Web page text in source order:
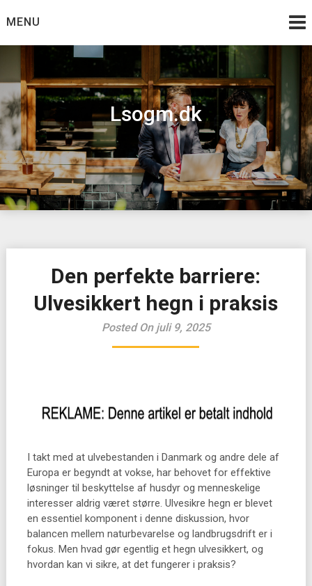
toMENU
Lsogm.dk
Den perfekte barriere:
Ulvesikkert hegn i praksis
Posted On juli 9, 2025
I takt med at ulvebestanden i Danmark og andre dele af
Europa er begyndt at vokse, har behovet for effektive
løsninger til beskyttelse af husdyr og menneskelige
interesser aldrig været større. Ulvesikre hegn er blevet
en essentiel komponent i denne diskussion, hvor
balancen mellem naturbevarelse og landbrugsdrift er i
fokus. Men hvad gør egentlig et hegn ulvesikkert, og
hvordan kan vi sikre, at det fungerer i praksis?